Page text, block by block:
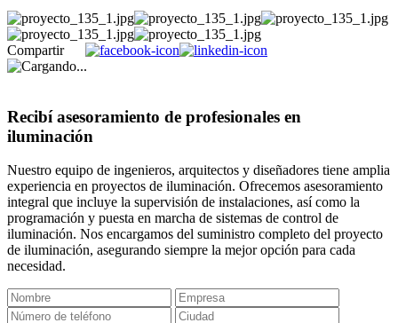
Compartir
Recibí asesoramiento de profesionales en
iluminación
Nuestro equipo de ingenieros, arquitectos y diseñadores tiene amplia
experiencia en proyectos de iluminación. Ofrecemos asesoramiento
integral que incluye la supervisión de instalaciones, así como la
programación y puesta en marcha de sistemas de control de
iluminación. Nos encargamos del suministro completo del proyecto
de iluminación, asegurando siempre la mejor opción para cada
necesidad.